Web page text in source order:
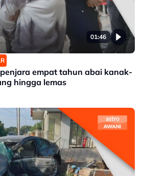
01:46
empat tahun abai kanak-
hingga lemas